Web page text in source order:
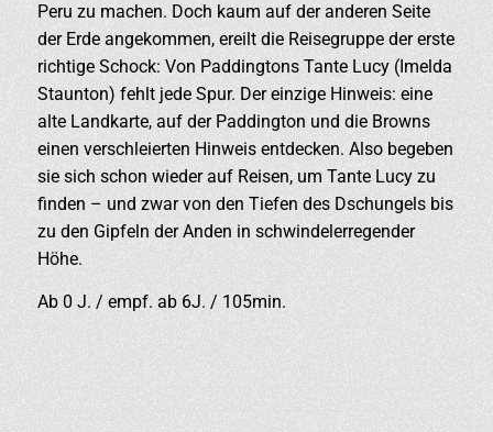
Peru zu machen. Doch kaum auf der anderen Seite
der Erde angekommen, ereilt die Reisegruppe der erste
richtige Schock: Von Paddingtons Tante Lucy (Imelda
Staunton) fehlt jede Spur. Der einzige Hinweis: eine
alte Landkarte, auf der Paddington und die Browns
einen verschleierten Hinweis entdecken. Also begeben
sie sich schon wieder auf Reisen, um Tante Lucy zu
finden – und zwar von den Tiefen des Dschungels bis
zu den Gipfeln der Anden in schwindelerregender
Höhe.
Ab 0 J. / empf. ab 6J. / 105min.